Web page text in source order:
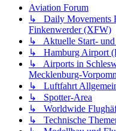
Aviation Forum
↳ Daily Movements
Finkenwerder (XFW)
↳ Aktuelle Start- und
↳ Hamburg Airport
↳ Airports in
Mecklenburg-
↳ Luftfahrt
↳ Spotter-Area
↳ Worldwide
↳ Technische